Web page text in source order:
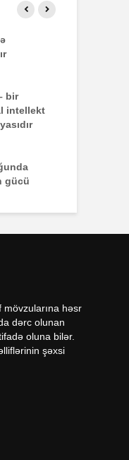
bir
intellekt
gücü
həsr
dərc olunan
oluna bilər.
şəxsi